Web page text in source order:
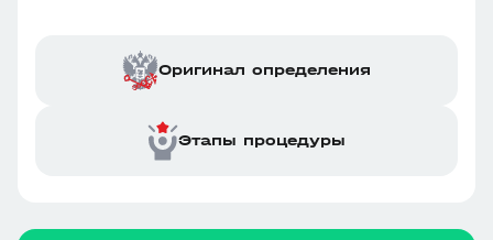
Оригинал определения
Этапы процедуры